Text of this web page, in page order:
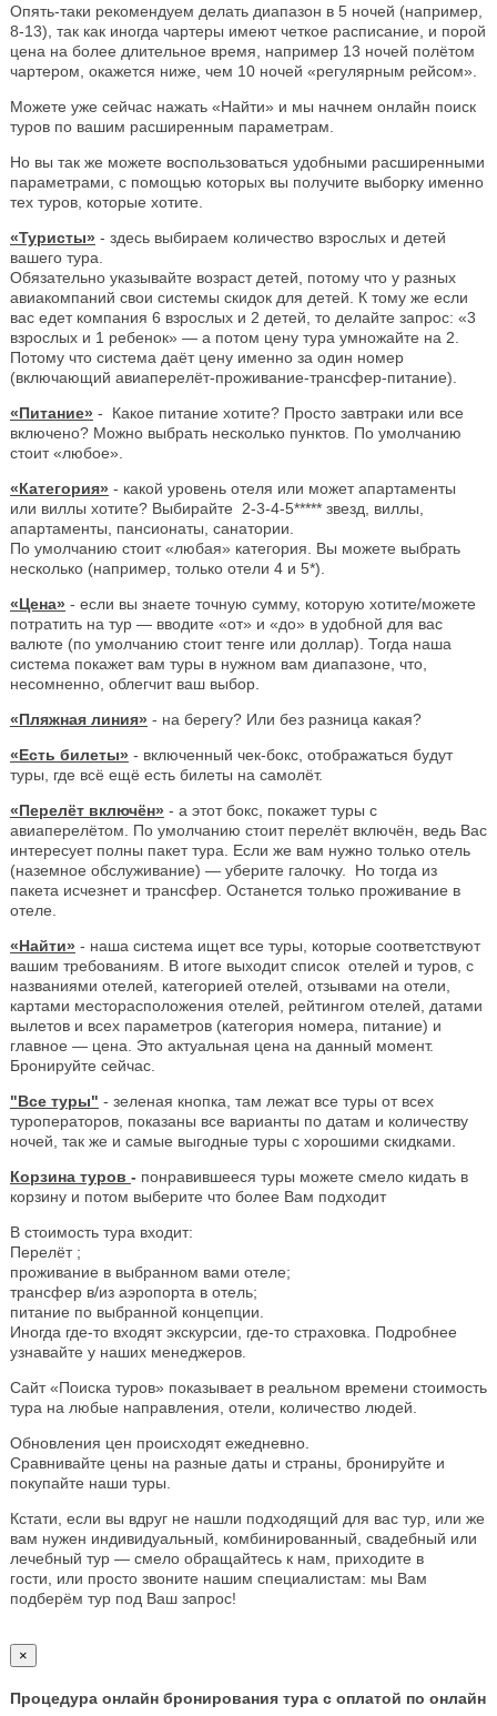
Опять-таки рекомендуем делать диапазон в 5 ночей (например,
8-13), так как иногда чартеры имеют четкое расписание, и порой
цена на более длительное время, например 13 ночей полётом
чартером, окажется ниже, чем 10 ночей «регулярным рейсом».
Можете уже сейчас нажать «Найти» и мы начнем онлайн поиск
туров по вашим расширенным параметрам.
Но вы так же можете воспользоваться удобными расширенными
параметрами, с помощью которых вы получите выборку именно
тех туров, которые хотите.
«Туристы» - здесь выбираем количество взрослых и детей
вашего тура.
Обязательно указывайте возраст детей, потому что у разных
авиакомпаний свои системы скидок для детей. К тому же если
вас едет компания 6 взрослых и 2 детей, то делайте запрос: «3
взрослых и 1 ребенок» — а потом цену тура умножайте на 2.
Потому что система даёт цену именно за один номер
(включающий авиаперелёт-проживание-трансфер-питание).
«Питание» - Какое питание хотите? Просто завтраки или все
включено? Можно выбрать несколько пунктов. По умолчанию
стоит «любое».
«Категория» - какой уровень отеля или может апартаменты
или виллы хотите? Выбирайте 2-3-4-5***** звезд, виллы,
апартаменты, пансионаты, санатории.
По умолчанию стоит «любая» категория. Вы можете выбрать
несколько (например, только отели 4 и 5*).
«Цена» - если вы знаете точную сумму, которую хотите/можете
потратить на тур — вводите «от» и «до» в удобной для вас
валюте (по умолчанию стоит тенге или доллар). Тогда наша
система покажет вам туры в нужном вам диапазоне, что,
несомненно, облегчит ваш выбор.
«Пляжная линия» - на берегу? Или без разница какая?
«Есть билеты» - включенный чек-бокс, отображаться будут
туры, где всё ещё есть билеты на самолёт.
«Перелёт включён» - а этот бокс, покажет туры с
авиаперелётом. По умолчанию стоит перелёт включён, ведь Вас
интересует полны пакет тура. Если же вам нужно только отель
(наземное обслуживание) — уберите галочку. Но тогда из
пакета исчезнет и трансфер. Останется только проживание в
отеле.
«Найти» - наша система ищет все туры, которые соответствуют
вашим требованиям. В итоге выходит список отелей и туров, с
названиями отелей, категорией отелей, отзывами на отели,
картами месторасположения отелей, рейтингом отелей, датами
вылетов и всех параметров (категория номера, питание) и
главное — цена. Это актуальная цена на данный момент.
Бронируйте сейчас.
"Все туры" - зеленая кнопка, там лежат все туры от всех
туроператоров, показаны все варианты по датам и количеству
ночей, так же и самые выгодные туры с хорошими скидками.
Корзина туров - понравившееся туры можете смело кидать в
корзину и потом выберите что более Вам подходит
В стоимость тура входит:
Перелёт ;
проживание в выбранном вами отеле;
трансфер в/из аэропорта в отель;
питание по выбранной концепции.
Иногда где-то входят экскурсии, где-то страховка. Подробнее
узнавайте у наших менеджеров.
Сайт «Поиска туров» показывает в реальном времени стоимость
тура на любые направления, отели, количество людей.
Обновления цен происходят ежедневно.
Сравнивайте цены на разные даты и страны, бронируйте и
покупайте наши туры.
Кстати, если вы вдруг не нашли подходящий для вас тур, или же
вам нужен индивидуальный, комбинированный, свадебный или
лечебный тур — смело обращайтесь к нам, приходите в
гости, или просто звоните нашим специалистам: мы Вам
подберём тур под Ваш запрос!
×
Процедура онлайн бронирования тура с оплатой по онлайн